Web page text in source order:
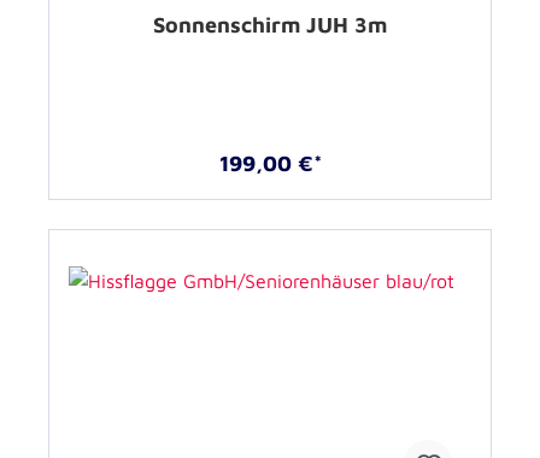
Sonnenschirm JUH 3m
199,00 €*